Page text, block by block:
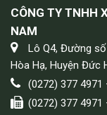
CÔNG TY TNHH
NAM
Lô Q4, Đường
Hòa Hạ, Huyện Đức
(0272) 377 4971
(0272) 377 4971